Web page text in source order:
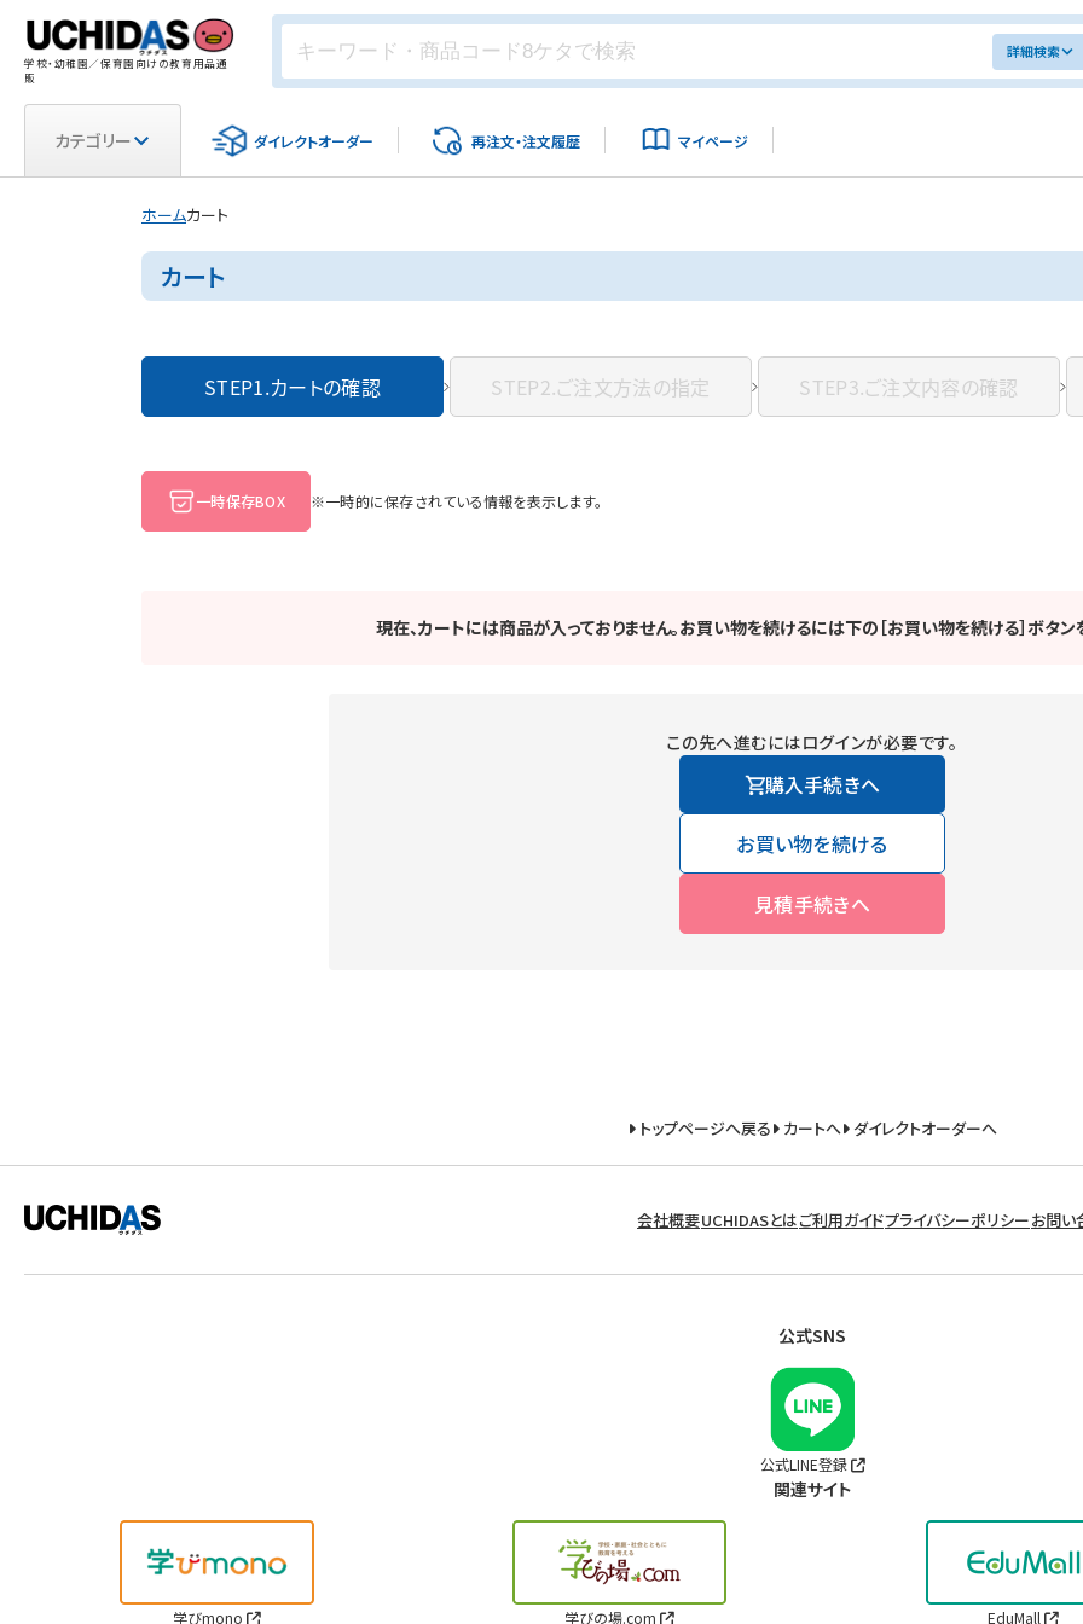
学校・幼稚園／保育園向けの教育用品通
販
詳細検索
カテゴリー ダイレクトオーダー 再注文・注文履歴 マイページ
ホームカート
カート
STEP1.カートの確認 STEP2.ご注文方法の指定 STEP3.ご注文内容の確認
一時保存BOX ※一時的に保存されている情報を表示します。
現在、カートには商品が入っておりません。お買い物を続けるには下の［お買い物を続ける］ボタン
この先へ進むにはログインが必要です。
購入手続きへ
お買い物を続ける
見積手続きへ
トップページへ戻る カートへ ダイレクトオーダーへ
会社概要UCHIDASとはご利用ガイドプライバシーポリシーお問い
公式SNS
公式LINE登録
関連サイト
学びmono 学びの場.com EduMall